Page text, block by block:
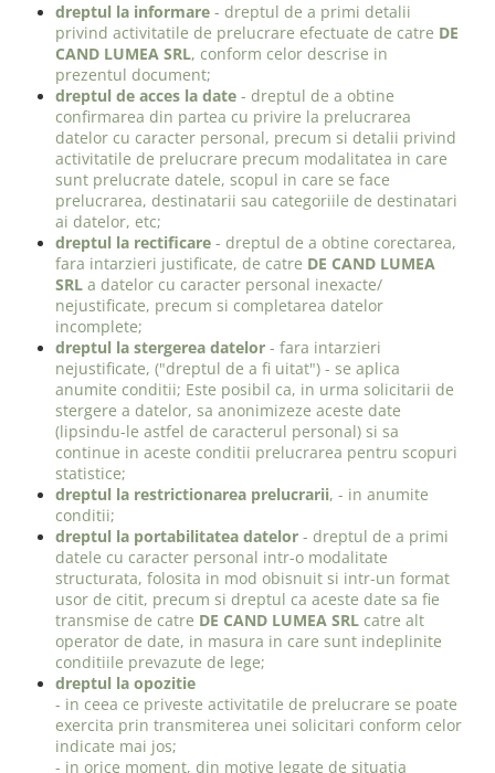
dreptul la informare - dreptul de a primi detalii
privind activitatile de prelucrare efectuate de catre DE
CAND LUMEA SRL, conform celor descrise in
prezentul document;
dreptul de acces la date - dreptul de a obtine
confirmarea din partea cu privire la prelucrarea
datelor cu caracter personal, precum si detalii privind
activitatile de prelucrare precum modalitatea in care
sunt prelucrate datele, scopul in care se face
prelucrarea, destinatarii sau categoriile de destinatari
ai datelor, etc;
dreptul la rectificare - dreptul de a obtine corectarea,
fara intarzieri justificate, de catre DE CAND LUMEA
SRL a datelor cu caracter personal inexacte/
nejustificate, precum si completarea datelor
incomplete;
dreptul la stergerea datelor - fara intarzieri
nejustificate, ("dreptul de a fi uitat") - se aplica
anumite conditii; Este posibil ca, in urma solicitarii de
stergere a datelor, sa anonimizeze aceste date
(lipsindu-le astfel de caracterul personal) si sa
continue in aceste conditii prelucrarea pentru scopuri
statistice;
dreptul la restrictionarea prelucrarii, - in anumite
conditii;
dreptul la portabilitatea datelor - dreptul de a primi
datele cu caracter personal intr-o modalitate
structurata, folosita in mod obisnuit si intr-un format
usor de citit, precum si dreptul ca aceste date sa fie
transmise de catre DE CAND LUMEA SRL catre alt
operator de date, in masura in care sunt indeplinite
conditiile prevazute de lege;
dreptul la opozitie
- in ceea ce priveste activitatile de prelucrare se poate
exercita prin transmiterea unei solicitari conform celor
indicate mai jos;
- in orice moment, din motive legate de situatia